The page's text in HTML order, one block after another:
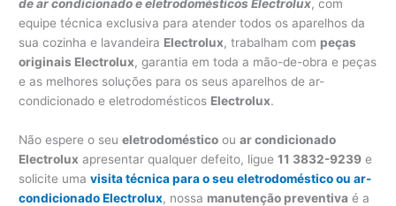
de ar condicionado e eletrodomésticos Electrolux, com
equipe técnica exclusiva para atender todos os aparelhos da
sua cozinha e lavandeira Electrolux, trabalham com peças
originais Electrolux, garantia em toda a mão-de-obra e peças
e as melhores soluções para os seus aparelhos de ar-
condicionado e eletrodomésticos Electrolux.
Não espere o seueletrodoméstico ouar condicionado
Electrolux apresentar qualquer defeito, ligue11 3832-9239 e
solicite umavisita técnica para o seu eletrodoméstico ou ar-
condicionado Electrolux, nossa manutenção preventiva é a